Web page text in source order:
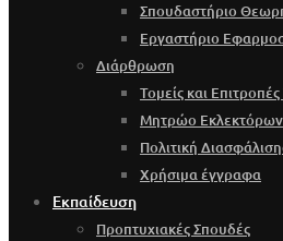
Σπουδαστήριο
Εργαστήριο
Διάρθρωση
Τομείς και
Μητρώο Εκλεκτόρων
Πολιτική
Χρήσιμα έγγραφα
Εκπαίδευση
Προπτυχιακές Σπουδές